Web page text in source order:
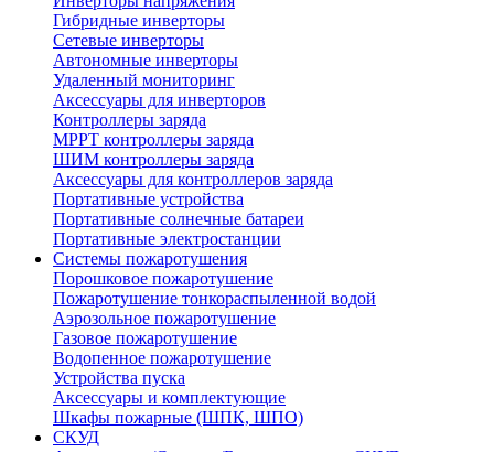
Гибридные инверторы
Сетевые инверторы
Автономные инверторы
Удаленный мониторинг
Аксессуары для инверторов
Контроллеры заряда
MPPT контроллеры заряда
ШИМ контроллеры заряда
Аксессуары для контроллеров заряда
Портативные устройства
Портативные солнечные батареи
Портативные электростанции
Системы пожаротушения
Порошковое пожаротушение
Пожаротушение тонкораспыленной водой
Аэрозольное пожаротушение
Газовое пожаротушение
Водопенное пожаротушение
Устройства пуска
Аксессуары и комплектующие
Шкафы пожарные (ШПК, ШПО)
СКУД